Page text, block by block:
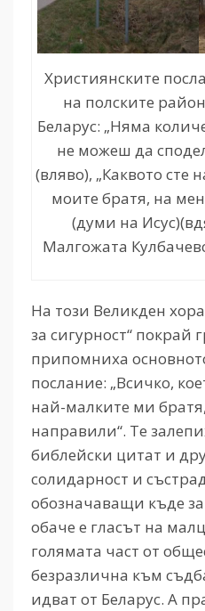
Християнските
на полските
Беларус: „Няма
не можеш да
(вляво), „Каквото сте
моите братя, на
(думи на
Малгожата
На този Великден
за сигурност“ покрай
припомниха
послание: „Всичко,
най-малките ми
направили“. Те
библейски цитат и
солидарност и
обозначаващи къде
обаче е гласът на
голямата част от
безразлична към
идват от Беларус. А